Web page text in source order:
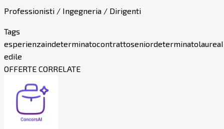
Professionisti / Ingegneria / Dirigenti
Tags
esperienzaindeterminatocontrattoseniordeterminatolaurea
edile
OFFERTE CORRELATE